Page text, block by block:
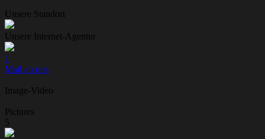
Unsere Standort
Unsere Internet-Agentur
1
Mail an uns
Image-Video
Pictures
5